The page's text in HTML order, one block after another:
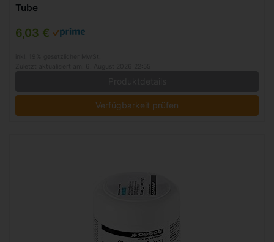
Tube
6,03 €
Verfügbarkeit prüfen